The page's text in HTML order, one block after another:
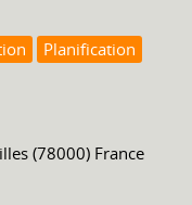
Planification
(78000) France